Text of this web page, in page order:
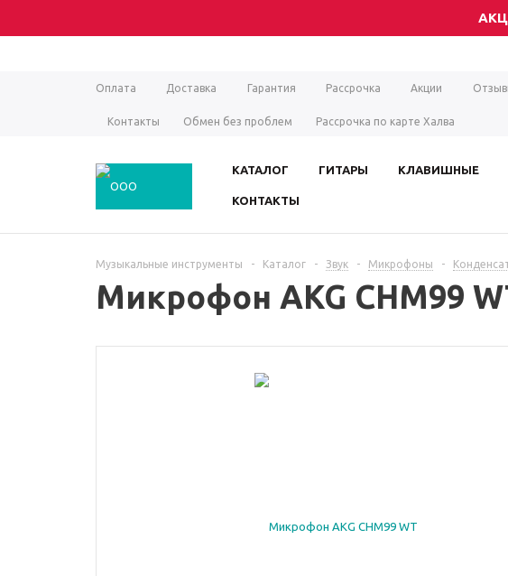
Оплата Доставка Гарантия Рассрочка Акции
Контакты Обмен без проблем Рассрочка по карте Халва
КАТАЛОГ ГИТАРЫ КЛАВИШНЫЕ
КОНТАКТЫ
Музыкальные инструменты - Каталог - Звук - Микрофоны -
Микрофон AKG CHM99